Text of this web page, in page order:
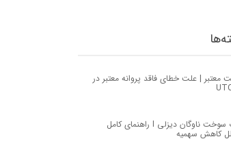
معتبر | علت خطای فاقد پروانه معتبر در
سهمیه کارت سوخت ناوگان دیزلی I راهنمای کامل
کاهش سهمیه